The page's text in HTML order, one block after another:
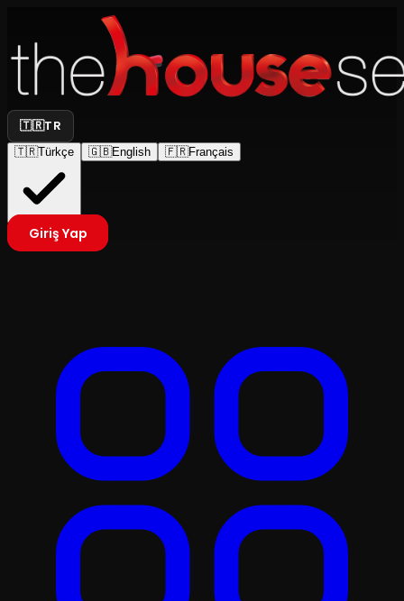
🇹🇷TR
🇹🇷Türkçe 🇬🇧English 🇫🇷Français
Giriş Yap